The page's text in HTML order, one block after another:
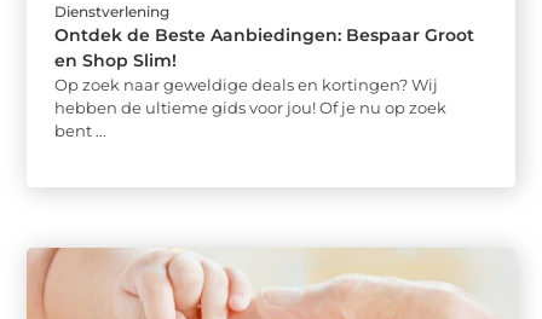
Dienstverlening
Ontdek de Beste Aanbiedingen: Bespaar Groot
en Shop Slim!
Op zoek naar geweldige deals en kortingen? Wij
hebben de ultieme gids voor jou! Of je nu op zoek
bent ...